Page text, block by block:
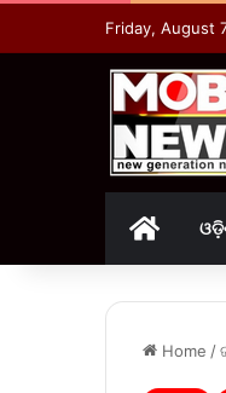
Friday, August
Home
Home /